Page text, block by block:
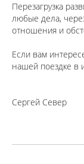
Перезагрузка
любые дела,
отношения и
Если вам
нашей поездке в
Сергей Север